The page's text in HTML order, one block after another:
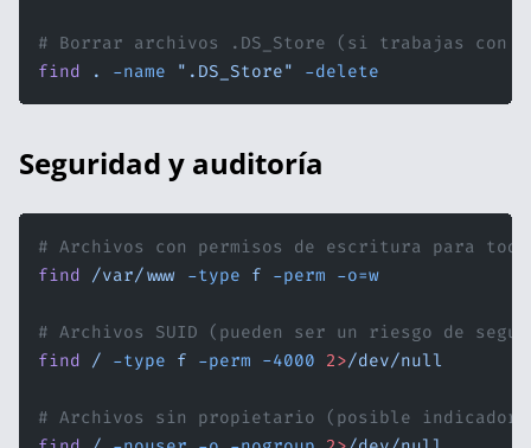
# Borrar archivos .DS_Store (si trabajas con
find . -name ".DS_Store" -delete
Seguridad y auditoría
# Archivos con permisos de escritura para
find /var/www -type f -perm -o=w
# Archivos SUID (pueden ser un riesgo de
find / -type f -perm -4000 2>/dev/null
# Archivos sin propietario (posible indicador